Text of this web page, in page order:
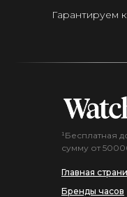
Гарантируем
Главная
Бренды часов
¹Бесплатная
сумму от